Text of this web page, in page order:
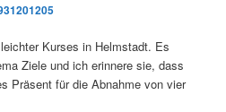
Kurses in Helmstadt. Es
Ziele und ich erinnere sie, dass
Präsent für die Abnahme von vier